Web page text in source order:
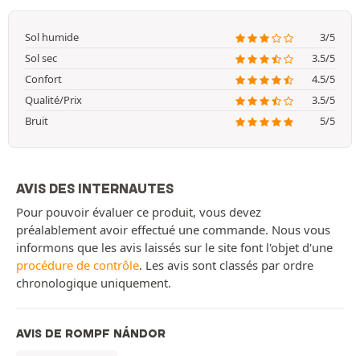
Sol humide
3/5
Sol sec
3.5/5
Confort
4.5/5
Qualité/Prix
3.5/5
Bruit
5/5
AVIS DES INTERNAUTES
Pour pouvoir évaluer ce produit, vous devez
préalablement avoir effectué une commande. Nous vous
informons que les avis laissés sur le site font l'objet d'une
procédure de contrôle. Les avis sont classés par ordre
chronologique uniquement.
AVIS DE ROMPF NÁNDOR